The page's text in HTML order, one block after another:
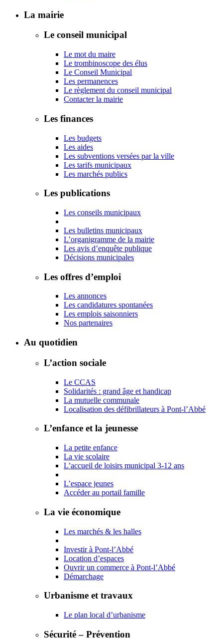
La mairie
Le conseil municipal
Le mot du maire
Le trombinoscope des élus
Le Conseil Municipal
Les permanences
Le règlement du conseil municipal
Contacter la mairie
Les finances
Les budgets
Les aides
Les subventions versées par la ville
Les tarifs municipaux
Les marchés publics
Les publications
Les conseils municipaux
Les bulletins municipaux
L’organigramme de la mairie
Les avis d’enquête publique
Décisions municipales
Les offres d’emploi
Les annonces
Les candidatures spontanées
Les emplois saisonniers
Nos partenaires
Au quotidien
L’action sociale
Le CCAS
Solidarités : grand âge et handicap
La mutuelle communale
Localisation des défibrillateurs à Pont-l’Abbé
L’enfance et la jeunesse
La petite enfance
La vie scolaire
L’accueil de loisirs municipal 3-12 ans
L’espace jeunes
Accéder au portail famille
La vie économique
Les marchés & les halles
Investir à Pont-l’Abbé
Location d’espaces
Ouvrir un commerce à Pont-l’Abbé
Démarchage
Urbanisme et travaux
Le plan local d’urbanisme
Sécurité – Prévention